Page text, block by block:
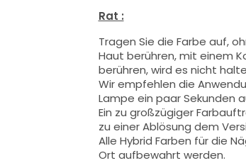
Rat :
Tragen Sie die Farbe auf,
Haut berühren, mit einem
berühren, wird es nicht
Wir empfehlen die
Lampe ein paar Sekunden
Ein zu großzügiger
zu einer Ablösung dem
Alle Hybrid Farben für die
Ort aufbewahrt werden.